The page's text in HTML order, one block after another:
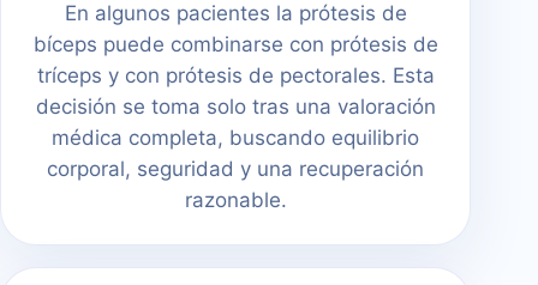
En algunos pacientes la prótesis de
bíceps puede combinarse con prótesis de
tríceps y con prótesis de pectorales. Esta
decisión se toma solo tras una valoración
médica completa, buscando equilibrio
corporal, seguridad y una recuperación
razonable.